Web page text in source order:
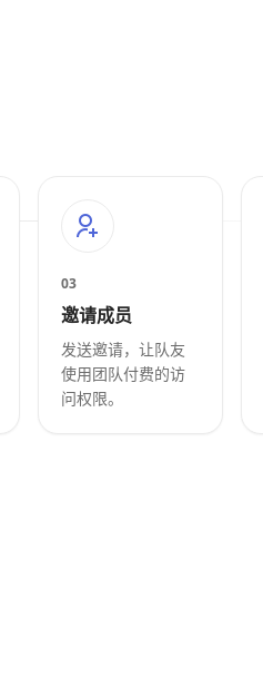
03
邀请成员
发送邀请，让队友
使用团队付费的访
问权限。